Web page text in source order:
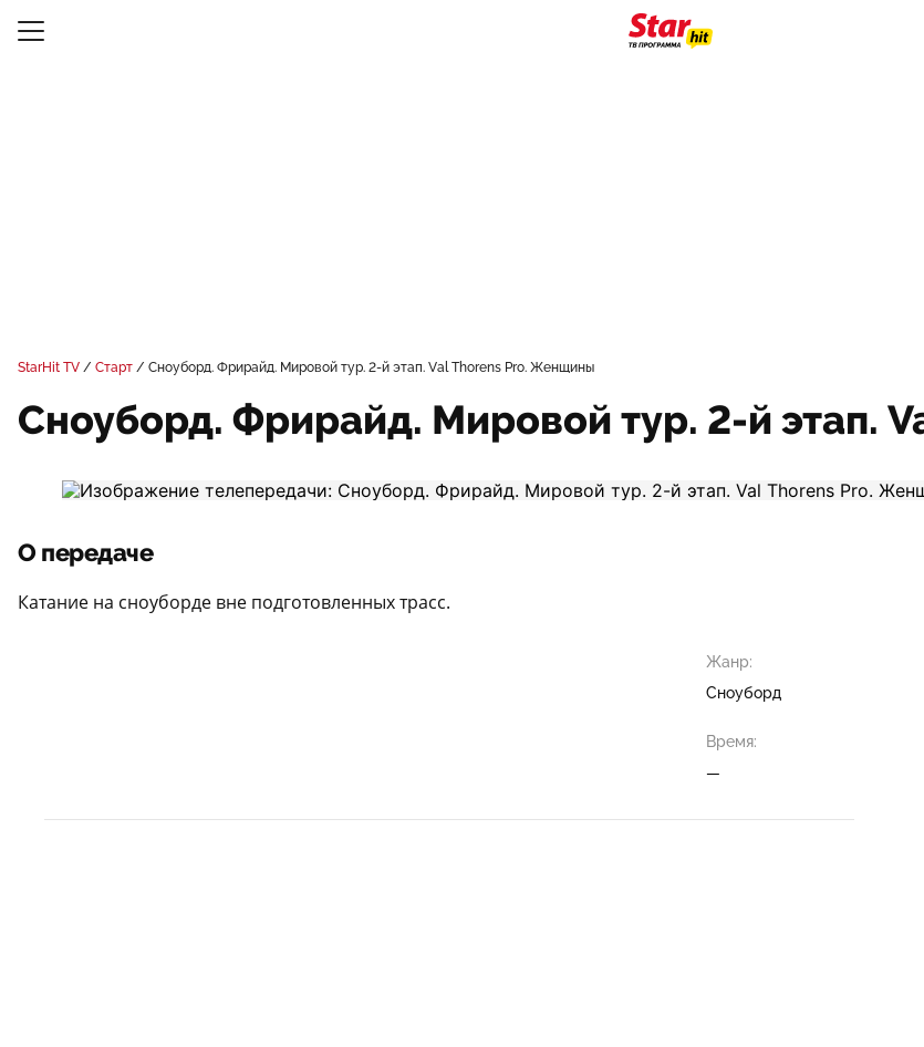
StarHit TV Старт Сноуборд. Фрирайд. Мировой тур. 2-й этап. Val Thorens Pro. Женщины
Сноуборд. Фрирайд. Мировой тур. 2-й этап.
О передаче
Катание на сноуборде вне подготовленных трасс.
Жанр:
Сноуборд
Время:
—